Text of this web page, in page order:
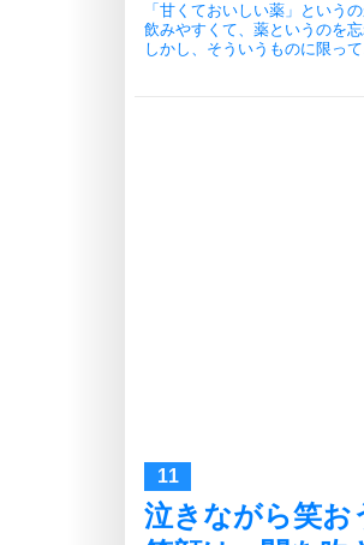
「甘くておいしい薬」という
飲みやすくて、薬というのを
しかし、そういうものに限っ
泣きながら笑お